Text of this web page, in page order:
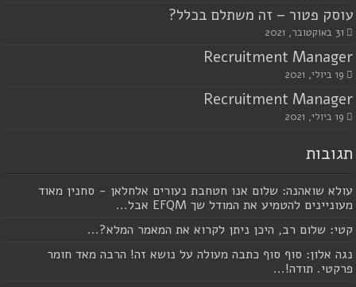
עוסק פטור – זה משתלם בכלל?
31 באוקטובר, 2021
Recruitment Manager
19 ביולי, 2021
Recruitment Manager
19 ביולי, 2021
תגובות
עולא שואהנה: שלום אנו חטחבת נעורים אלחלאן - סחנין מאוד
מעוניינים להטמיע את המודל שך EFQM אבל...
קטי: שלום רב, היכן ניתן לקרוא את המאמר המלא?...
נגה אלון: סוף סוף כתבה מעולה על נושא זה! הרבה מאד חומר
פרקטי. תודה!...